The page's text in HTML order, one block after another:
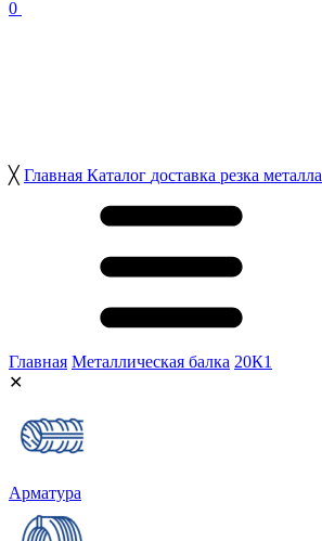
0
╳ Главная Каталог доставка резка металла
Главная Металлическая балка 20К1
✕
Арматура